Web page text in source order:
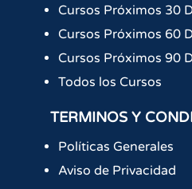
Cursos Próximos 30
Cursos Próximos 60
Cursos Próximos 90
Todos los Cursos
TERMINOS Y
Políticas Generales
Aviso de Privacidad